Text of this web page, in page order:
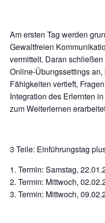
Am ersten Tag werden
Gewaltfreien
vermittelt. Daran
Online-Übungssettings
Fähigkeiten vertieft,
Integration des Erlernten
zum Weiterlernen
3 Teile: Einführungstag
Termin: Samstag,
Termin: Mittwoch,
Termin: Mittwoch,